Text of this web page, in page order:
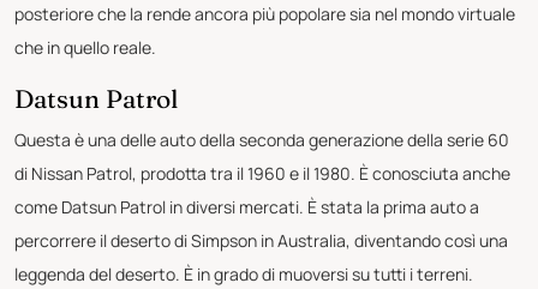
posteriore che la rende ancora più popolare sia nel mondo virtuale
che in quello reale.
Datsun Patrol
Questa è una delle auto della seconda generazione della serie 60
di Nissan Patrol, prodotta tra il 1960 e il 1980. È conosciuta anche
come Datsun Patrol in diversi mercati. È stata la prima auto a
percorrere il deserto di Simpson in Australia, diventando così una
leggenda del deserto. È in grado di muoversi su tutti i terreni.